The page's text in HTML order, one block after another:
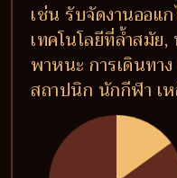
เช่น รับจัดงานออแ
เทคโนโลยีที่ล้ำสมัย
พาหนะ การเดินทา
สถาปนิก นักกีฬา เ